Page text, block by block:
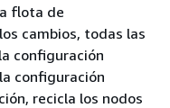
flota de
cambios, todas las
configuración
configuración
recicla los nodos